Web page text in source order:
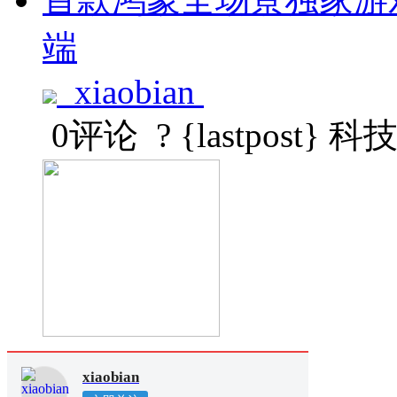
端
xiaobian
0评论 ? {lastpost} 科技
xiaobian